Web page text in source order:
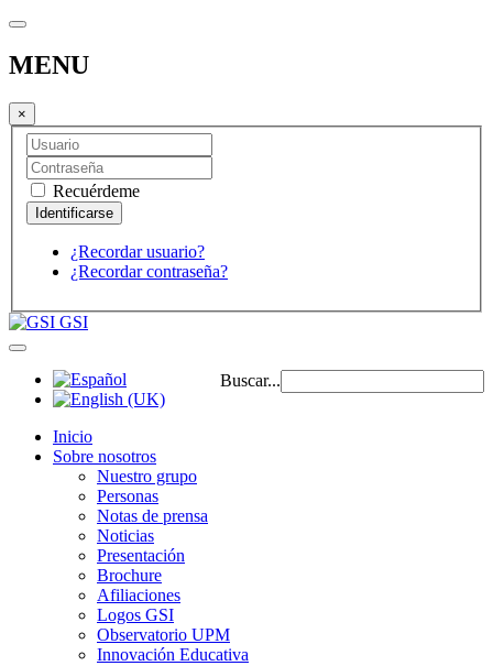
MENU
×
Recuérdeme
¿Recordar usuario?
¿Recordar contraseña?
GSI
Buscar...
Inicio
Sobre nosotros
Nuestro grupo
Personas
Notas de prensa
Noticias
Presentación
Brochure
Afiliaciones
Logos GSI
Observatorio UPM
Innovación Educativa